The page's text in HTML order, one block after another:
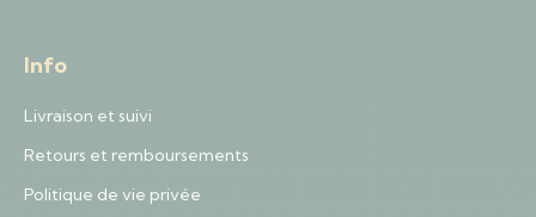
Info
Livraison et suivi
Retours et remboursements
Politique de vie privée